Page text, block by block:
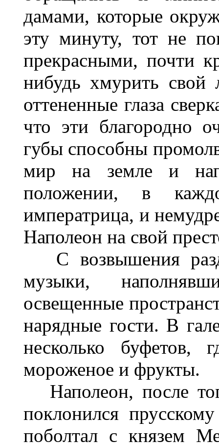
дамами, которые
эту минуту, тот не
прекрасными, почти
нибудь хмурить свой
оттененные глаза
что эти благородно
губы способны
мир на земле и
положении, в
императрица, и
Наполеон на свой
С возвышения
музыки,
освещенные
нарядные гости. В
несколько буфетов,
мороженое и фрукты.
Наполеон, после
поклонился
поболтал с князем